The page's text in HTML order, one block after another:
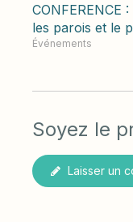
CONFERENCE
les parois et le
Événements
Soyez le
Laisser un